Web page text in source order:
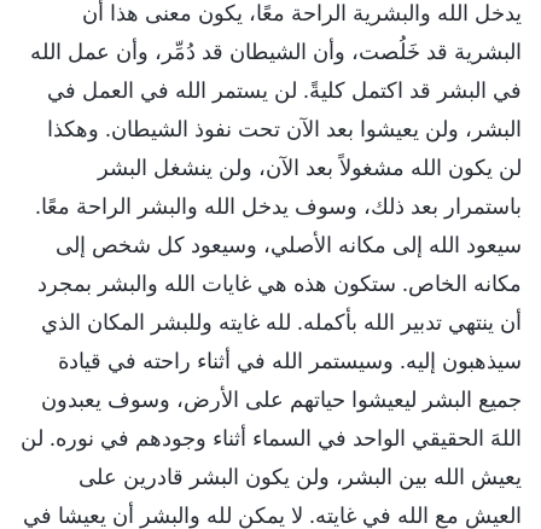
يدخل الله والبشرية الراحة معًا، يكون معنى هذا أن
البشرية قد خَلُصت، وأن الشيطان قد دُمِّر، وأن عمل الله
في البشر قد اكتمل كليةً. لن يستمر الله في العمل في
البشر، ولن يعيشوا بعد الآن تحت نفوذ الشيطان. وهكذا
لن يكون الله مشغولاً بعد الآن، ولن ينشغل البشر
باستمرار بعد ذلك، وسوف يدخل الله والبشر الراحة معًا.
سيعود الله إلى مكانه الأصلي، وسيعود كل شخص إلى
مكانه الخاص. ستكون هذه هي غايات الله والبشر بمجرد
أن ينتهي تدبير الله بأكمله. لله غايته وللبشر المكان الذي
سيذهبون إليه. وسيستمر الله في أثناء راحته في قيادة
جميع البشر ليعيشوا حياتهم على الأرض، وسوف يعبدون
اللهَ الحقيقي الواحد في السماء أثناء وجودهم في نوره. لن
يعيش الله بين البشر، ولن يكون البشر قادرين على
العيش مع الله في غايته. لا يمكن لله والبشر أن يعيشا في